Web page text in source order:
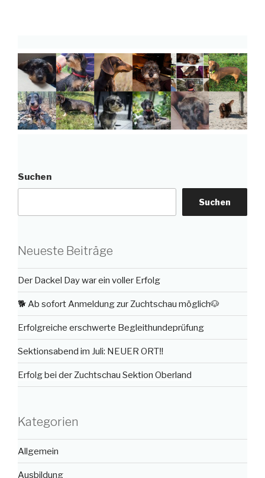
Suchen
Suchen
Neueste Beiträge
Der Dackel Day war ein voller Erfolg
🐕 Ab sofort Anmeldung zur Zuchtschau möglich🐶
Erfolgreiche erschwerte Begleithundeprüfung
Sektionsabend im Juli: NEUER ORT‼️
Erfolg bei der Zuchtschau Sektion Oberland
Kategorien
Allgemein
Ausbildung